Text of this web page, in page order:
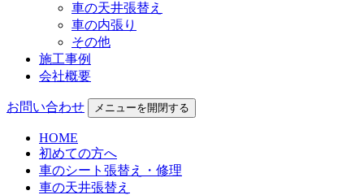
車の天井張替え
車の内張り
その他
施工事例
会社概要
お問い合わせ メニューを開閉する
HOME
初めての方へ
車のシート張替え・修理
車の天井張替え